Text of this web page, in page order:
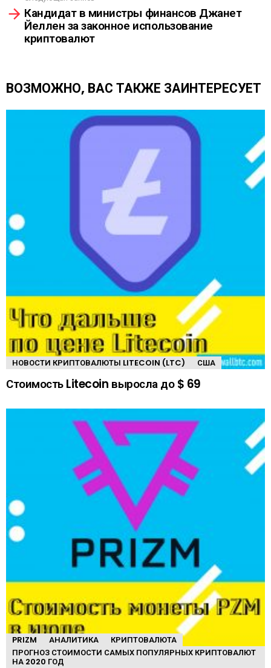
ь
Кандидат в министры финансов Джанет
Йеллен за законное использование
криптовалют
ВОЗМОЖНО, ВАС ТАКЖЕ ЗАИНТЕРЕСУЕТ
НОВОСТИ КРИПТОВАЛЮТЫ LITECOIN (LTC) США
Стоимость Litecoin выросла до $ 69
PRIZM АНАЛИТИКА
КРИПТОВАЛЮТА
ПРОГНОЗ СТОИМОСТИ САМЫХ ПОПУЛЯРНЫХ КРИПТОВАЛЮТ
НА 2020 ГОД